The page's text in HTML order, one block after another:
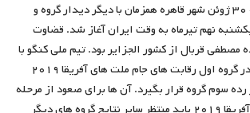
این بازی در ورزشگاه ۳۰ ژوئن شهر قاهره همزمان با دیگر دیدار گروه و
ساعت ۲۳:۳۰ یکشنبه نهم تیرماه به وقت ایران آغاز شد. قضاوت
مصطفی قربال از کشور الجزایر بود. تیم ملی کنگو با
این پیروزی توانست در گروه اول رقابت های جام ملت های آفریقا ۲۰۱۹
سوم گروه قرار بگیرد. آن ها برای صعود از مرحله